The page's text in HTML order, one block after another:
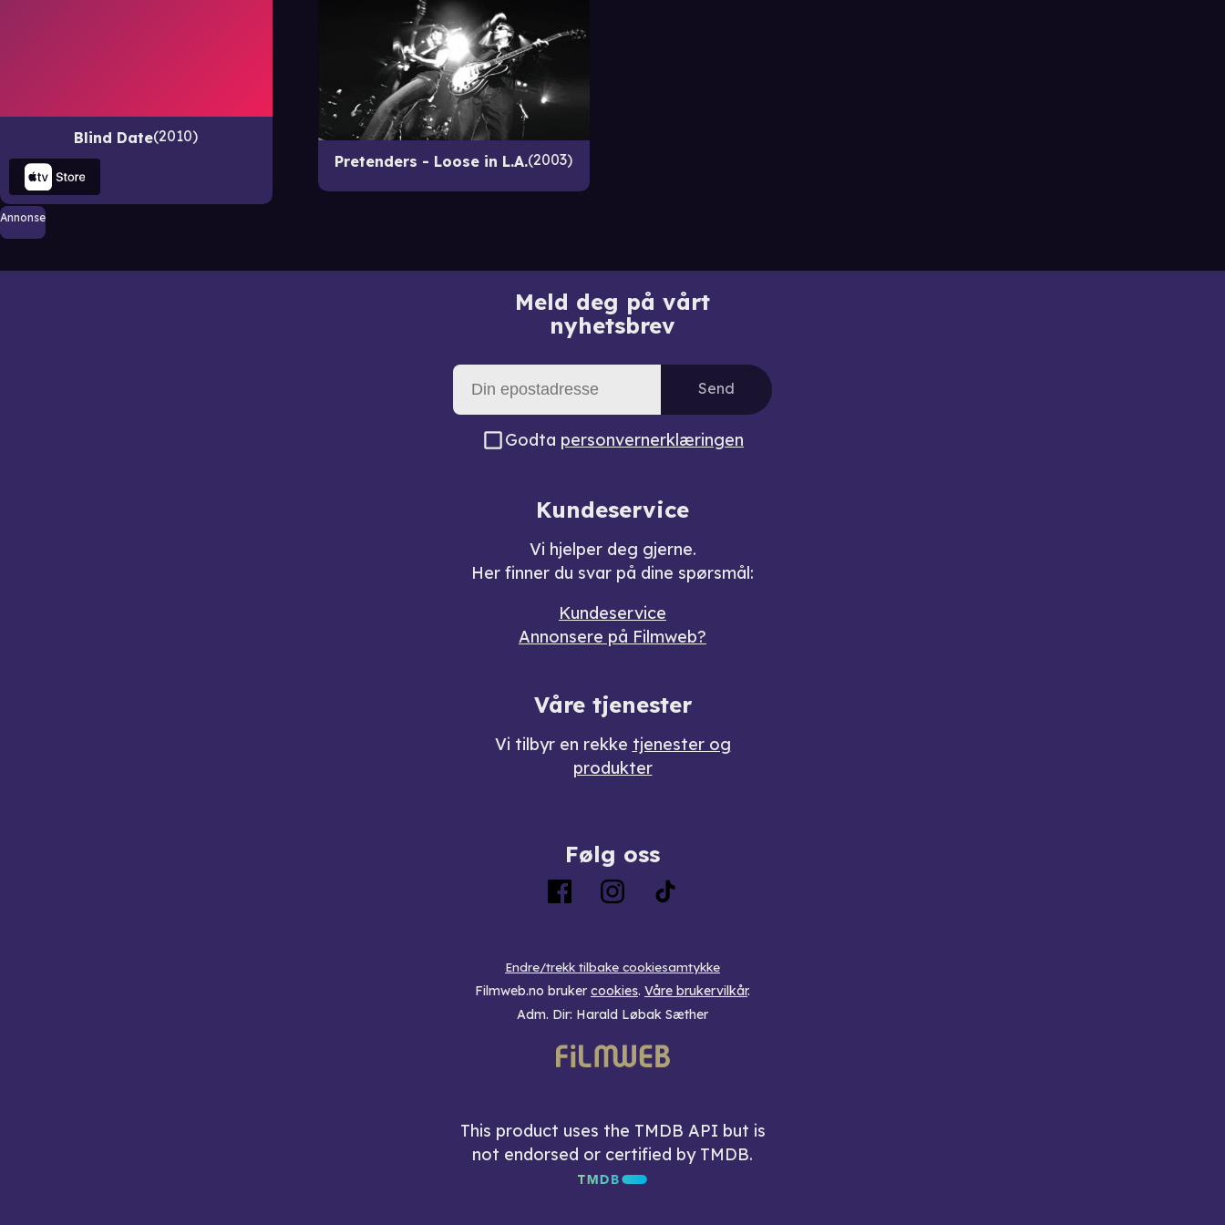
Blind Date 2010
Pretenders - Loose in L.A. 2003
Annonse
Meld deg på vårt
nyhetsbrev
Send
Godta personvernerklæringen
Kundeservice
Vi hjelper deg gjerne.
Her finner du svar på dine spørsmål:
Kundeservice
Annonsere på Filmweb?
Våre tjenester
Vi tilbyr en rekke tjenester og
produkter
Følg oss
Endre/trekk tilbake cookiesamtykke
Filmweb.no bruker cookies. Våre brukervilkår.
Adm. Dir: Harald Løbak Sæther
This product uses the TMDB API but is
not endorsed or certified by TMDB.